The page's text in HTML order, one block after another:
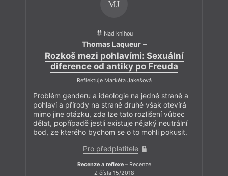
MJ
Nad knihou
Thomas Laqueur–
Rozkoš mezi pohlavími: Sexuální
diference od antiky po Freuda
Reflektuje Markéta Jakešová
Problém genderu a ideologie na jedné straně a
pohlaví a přírody na straně druhé však otevírá
mimo jine otázku, zda lze tato rozlišení vůbec
dělat, popřípadě jestli existuje nějaký neutrální
bod, ze kterého bychom se o to mohli pokusit.
Pro předplatitele
Recenze a reflexe– Recenze
Z čísla 15/2018